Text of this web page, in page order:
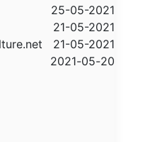
25-05-2021
21-05-2021
20-05-2021